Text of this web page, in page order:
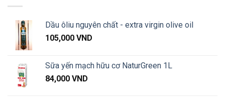
Dầu ôliu nguyên chất - extra virgin olive oil
105,000 VND
Sữa yến mạch hữu cơ NaturGreen 1L
84,000 VND